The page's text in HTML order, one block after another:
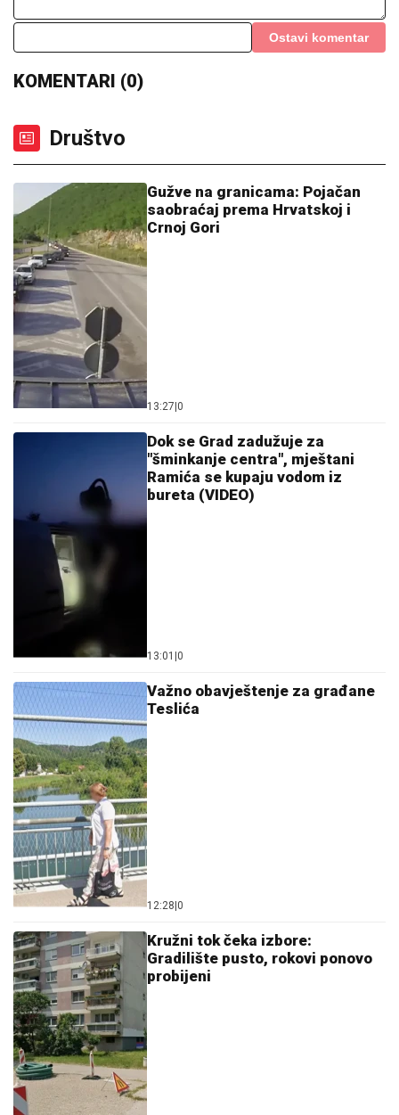
Ostavi komentar
KOMENTARI (0)
Društvo
Gužve na granicama: Pojačan
saobraćaj prema Hrvatskoj i
Crnoj Gori
13:27 0
Dok se Grad zadužuje za
"šminkanje centra", mještani
Ramića se kupaju vodom iz
bureta (VIDEO)
13:01 0
Važno obavještenje za građane
Teslića
12:28 0
Kružni tok čeka izbore:
Gradilište pusto, rokovi ponovo
probijeni